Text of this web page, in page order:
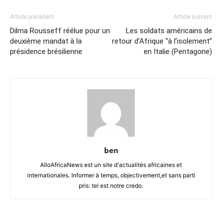
Article précédent
Dilma Rousseff réélue pour un
deuxième mandat à la
présidence brésilienne
Article suivant
Les soldats américains de
retour d’Afrique “à l’isolement”
en Italie (Pentagone)
ben
AlloAfricaNews est un site d'actualités africaines et
internationales. Informer à temps, objectivement,et sans parti
pris: tel est notre credo.